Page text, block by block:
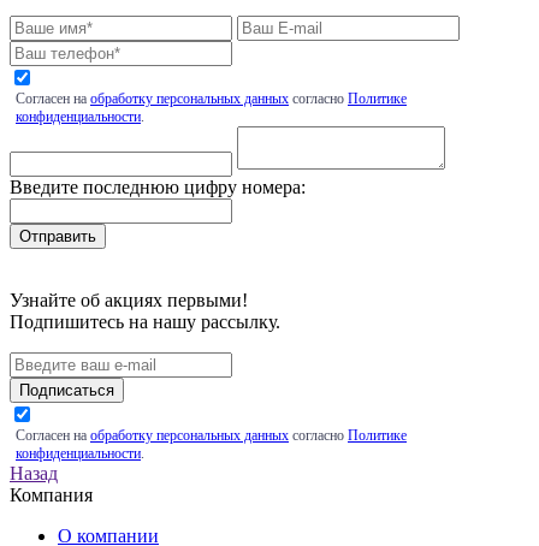
Согласен на обработку персональных данных согласно Политике
конфиденциальности.
Введите последнюю цифру номера:
Узнайте об акциях первыми!
Подпишитесь на нашу рассылку.
Подписаться
Согласен на обработку персональных данных согласно Политике
конфиденциальности.
Назад
Компания
О компании